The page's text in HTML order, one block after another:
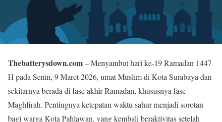
Thebatterysdown.com– Menyambut hari ke-19 Ramadan 1447
H pada Senin, 9 Maret 2026, umat Muslim di Kota Surabaya dan
sekitarnya berada di fase akhir Ramadan, khususnya fase
Maghfirah. Pentingnya ketepatan waktu sahur menjadi sorotan
bagi warga Kota Pahlawan, yang kembali beraktivitas setelah